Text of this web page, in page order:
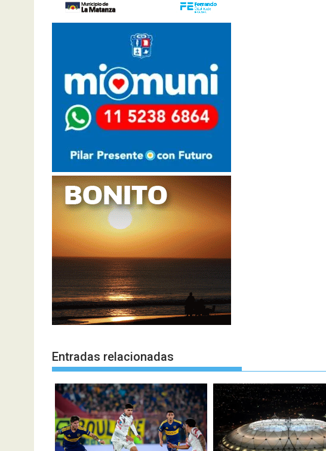
Entradas relacionadas